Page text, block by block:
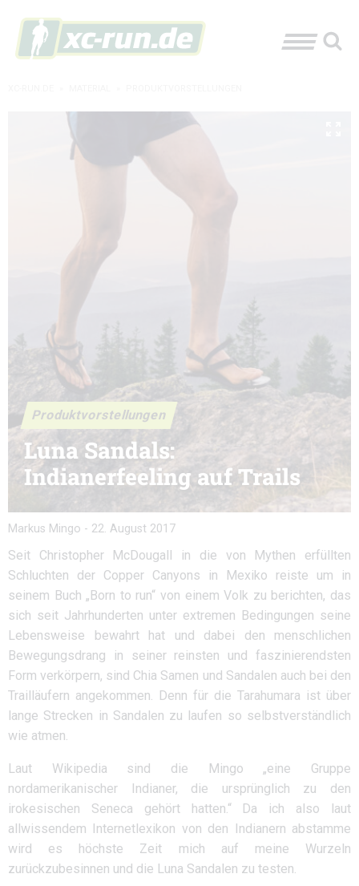
Produktvorstellungen
Luna Sandals:
Indianerfeeling auf Trails
Markus Mingo - 22. August 2017
Seit Christopher McDougall in die von Mythen erfüllten
Schluchten der Copper Canyons in Mexiko reiste um in
seinem Buch „Born to run“ von einem Volk zu berichten, das
sich seit Jahrhunderten unter extremen Bedingungen seine
Lebensweise bewahrt hat und dabei den menschlichen
Bewegungsdrang in seiner reinsten und faszinierendsten
Form verkörpern, sind Chia Samen und Sandalen auch bei den
Trailläufern angekommen. Denn für die Tarahumara ist über
lange Strecken in Sandalen zu laufen so selbstverständlich
wie atmen.
Laut Wikipedia sind die Mingo „eine Gruppe
nordamerikanischer Indianer, die ursprünglich zu den
irokesischen Seneca gehört hatten.“ Da ich also laut
allwissendem Internetlexikon von den Indianern abstamme
wird es höchste Zeit mich auf meine Wurzeln
zurückzubesinnen und die Luna Sandalen zu testen.